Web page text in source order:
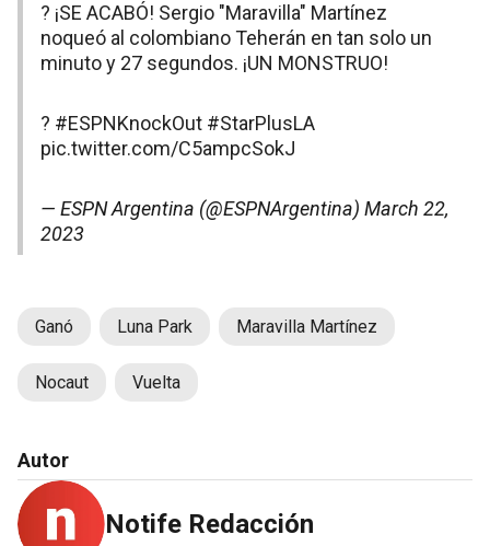
? ¡SE ACABÓ! Sergio "Maravilla" Martínez
noqueó al colombiano Teherán en tan solo un
minuto y 27 segundos. ¡UN MONSTRUO!
? #ESPNKnockOut #StarPlusLA
pic.twitter.com/C5ampcSokJ
— ESPN Argentina (@ESPNArgentina) March 22,
2023
Ganó Luna Park Maravilla Martínez
Nocaut Vuelta
Autor
Notife Redacción